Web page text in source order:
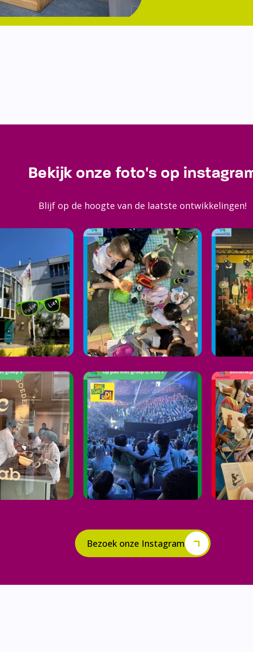
Bekijk onze foto's op
Blijf op de hoogte van de laatste ontwikkelingen!
Bezoek onze Instagram